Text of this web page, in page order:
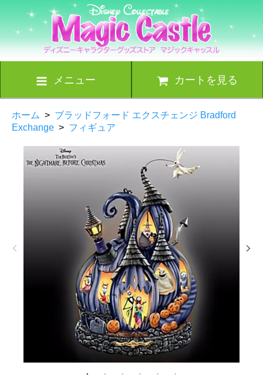
メニュー カートを見る
ホーム > ブラッドフォード エクスチェンジ Bradford
Exchange > フィギュア